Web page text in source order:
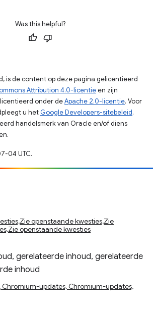
Was this helpful?
is de content op deze pagina gelicentieerd
Attribution 4.0-licentieen zijn
onder deApache 2.0-licentie. Voor
u het Google Developers-sitebeleid.
handelsmerk van Oracle en/of diens
04 UTC.
openstaande kwesties,Zie
openstaande kwesties
gerelateerde inhoud, gerelateerde
inhoud
updates, Chromium-updates,